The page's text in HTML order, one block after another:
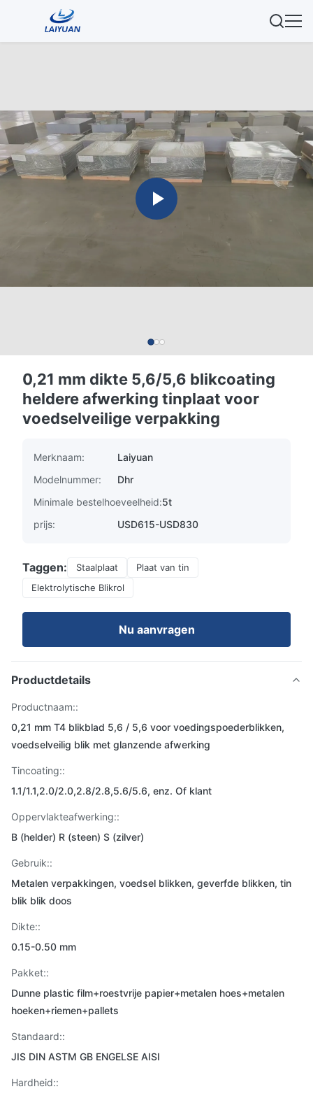
0,21 mm dikte 5,6/5,6 blikcoating
heldere afwerking tinplaat voor
voedselveilige verpakking
Merknaam:
Laiyuan
Modelnummer:
Dhr
Minimale bestelhoeveelheid:5t
prijs:
USD615-USD830
Taggen: Staalplaat
Plaat van tin
Elektrolytische Blikrol
Nu aanvragen
Productdetails
Productnaam::
0,21 mm T4 blikblad 5,6 / 5,6 voor voedingspoederblikken,
voedselveilig blik met glanzende afwerking
Tincoating::
1.1/1.1,2.0/2.0,2.8/2.8,5.6/5.6, enz. Of klant
Oppervlakteafwerking::
B (helder) R (steen) S (zilver)
Gebruik::
Metalen verpakkingen, voedsel blikken, geverfde blikken, tin
blik blik doos
Dikte::
0.15-0.50 mm
Pakket::
Dunne plastic film+roestvrije papier+metalen hoes+metalen
hoeken+riemen+pallets
Standaard::
JIS DIN ASTM GB ENGELSE AISI
Hardheid::